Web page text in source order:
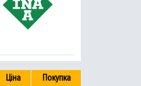
Ціна Покупка